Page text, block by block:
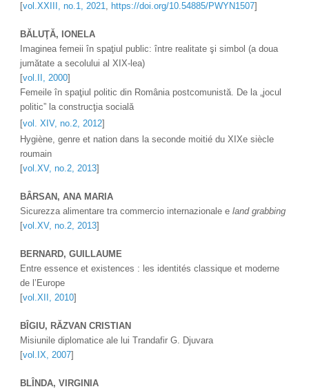
[vol.XXIII, no.1, 2021, https://doi.org/10.54885/PWYN1507]
BĂLUŢĂ, IONELA
Imaginea femeii în spaţiul public: între realitate şi simbol (a doua
jumătate a secolului al XIX-lea)
[vol.II, 2000]
Femeile în spaţiul politic din România postcomunistă. De la „jocul
politic” la construcţia socială
[vol. XIV, no.2, 2012]
Hygiène, genre et nation dans la seconde moitié du XIXe siècle
roumain
[vol.XV, no.2, 2013]
BÂRSAN, ANA MARIA
Sicurezza alimentare tra commercio internazionale e land grabbing
[vol.XV, no.2, 2013]
BERNARD, GUILLAUME
Entre essence et existences : les identités classique et moderne
de l’Europe
[vol.XII, 2010]
BÎGIU, RĂZVAN CRISTIAN
Misiunile diplomatice ale lui Trandafir G. Djuvara
[vol.IX, 2007]
BLÎNDA, VIRGINIA